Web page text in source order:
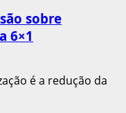
sobre
6×1